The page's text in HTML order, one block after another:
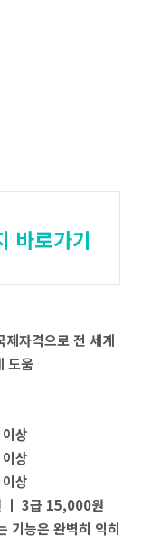
바로가기
자격으로 전 세계
도움
상
상
상
3급 15,000원
기능은 완벽히 익히